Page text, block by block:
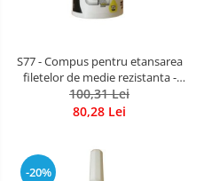
S77 - Compus pentru etansarea
filetelor de medie rezistanta -
tub acordeon 75 ml
100,31 Lei
80,28 Lei
-20%